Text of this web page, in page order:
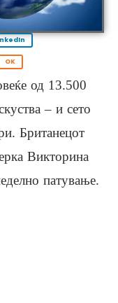
OK
од 13.500
– и сето
Британецот
Викторина
патување.